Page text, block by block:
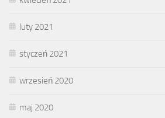
luty 2021
styczeń 2021
wrzesień 2020
maj 2020